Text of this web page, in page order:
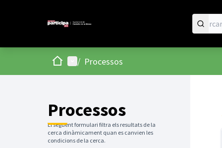
Inici Menú principal
/ Processos
Processos
El següent formulari filtra els resultats de la
cerca dinàmicament quan es canvien les
condicions de la cerca.